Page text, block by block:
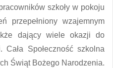
szkoły w pokoju
przepełniony wzajemnym
dający wiele okazji do
Społeczność szkolna
Świąt Bożego Narodzenia.